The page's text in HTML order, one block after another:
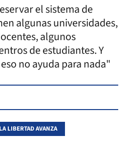
el sistema de
algunas universidades,
algunos
de estudiantes. Y
no ayuda para nada"
LA LIBERTAD AVANZA